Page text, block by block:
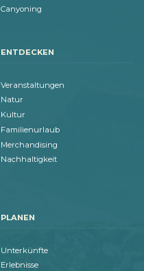
Canyoning
ENTDECKEN
Veranstaltungen
Natur
Kultur
Familienurlaub
Merchandising
Nachhaltigkeit
PLANEN
Unterkünfte
Erlebnisse